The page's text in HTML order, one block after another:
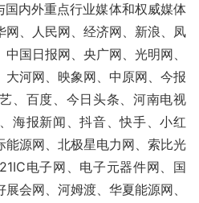
国内外重点行业媒体和权威媒体
网、人民网、经济网、新浪、凤
国日报网、央广网、光明网、
河网、映象网、中原网、今报
、百度、今日头条、河南电视
海报新闻、抖音、快手、小红
能源网、北极星电力网、索比光
21IC电子网、电子元器件网、国
会网、河姆渡、华夏能源网、